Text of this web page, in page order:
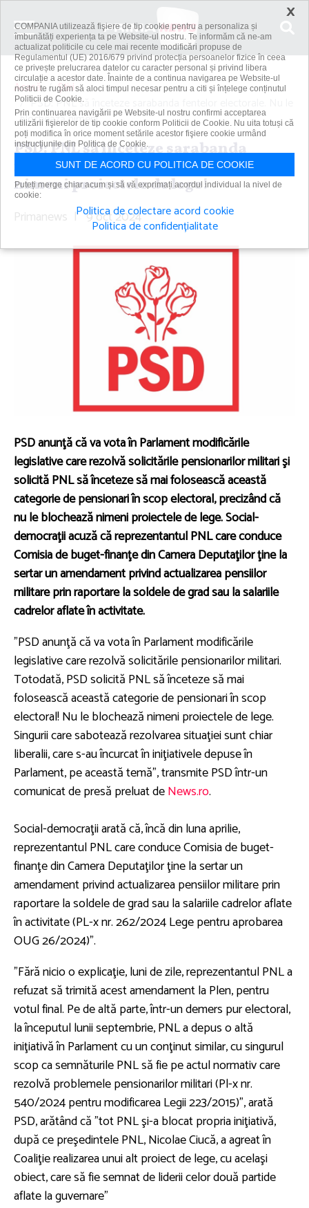
Acasă
Știri
PSD: PNL să înceteze sarabanda fentelor electorale. Nu le
blochează nimeni...
PSD: PNL să înceteze sarabanda
fentelor electorale. Nu le blochează
nimeni proiectele de lege!
Primanews | 9 oct 2024
PSD anunţă că va vota în Parlament modificările
legislative care rezolvă solicitările pensionarilor militari şi
solicită PNL să înceteze să mai folosească această
categorie de pensionari în scop electoral, precizând că
nu le blochează nimeni proiectele de lege. Social-
democraţii acuză că reprezentantul PNL care conduce
Comisia de buget-finanţe din Camera Deputaţilor ţine la
sertar un amendament privind actualizarea pensiilor
militare prin raportare la soldele de grad sau la salariile
cadrelor aflate în activitate.
”PSD anunţă că va vota în Parlament modificările
legislative care rezolvă solicitările pensionarilor militari.
Totodată, PSD solicită PNL să înceteze să mai
folosească această categorie de pensionari în scop
electoral! Nu le blochează nimeni proiectele de lege.
Singurii care sabotează rezolvarea situaţiei sunt chiar
liberalii, care s-au încurcat în iniţiativele depuse în
Parlament, pe această temă”, transmite PSD într-un
comunicat de presă preluat deNews.ro.
Social-democraţii arată că, încă din luna aprilie,
reprezentantul PNL care conduce Comisia de buget-
finanţe din Camera Deputaţilor ţine la sertar un
amendament privind actualizarea pensiilor militare prin
raportare la soldele de grad sau la salariile cadrelor aflate
în activitate (PL-x nr. 262/2024 Lege pentru aprobarea
OUG 26/2024)”.
”Fără nicio o explicaţie, luni de zile, reprezentantul PNL a
refuzat să trimită acest amendament la Plen, pentru
votul final. Pe de altă parte, într-un demers pur electoral,
la începutul lunii septembrie, PNL a depus o altă
iniţiativă în Parlament cu un conţinut similar, cu singurul
scop ca semnăturile PNL să fie pe actul normativ care
rezolvă problemele pensionarilor militari (Pl-x nr.
540/2024 pentru modificarea Legii 223/2015)”, arată
PSD, arătând că ”tot PNL şi-a blocat propria iniţiativă,
după ce preşedintele PNL, Nicolae Ciucă, a agreat în
Coaliţie realizarea unui alt proiect de lege, cu acelaşi
obiect, care să fie semnat de liderii celor două partide
aflate la guvernare”
×
COMPANIA utilizează fişiere de tip cookie pentru a personaliza și
îmbunătăți experiența ta pe Website-ul nostru. Te informăm că ne-am
actualizat politicile cu cele mai recente modificări propuse de
Regulamentul (UE) 2016/679 privind protecția persoanelor fizice în ceea
ce privește prelucrarea datelor cu caracter personal și privind libera
circulație a acestor date. Înainte de a continua navigarea pe Website-ul
nostru te rugăm să aloci timpul necesar pentru a citi și înțelege conținutul
Politicii de Cookie.
Prin continuarea navigării pe Website-ul nostru confirmi acceptarea
utilizării fişierelor de tip cookie conform Politicii de Cookie. Nu uita totuși că
poți modifica în orice moment setările acestor fişiere cookie urmând
instrucțiunile din Politica de Cookie.
SUNT DE ACORD CU POLITICA DE COOKIE
Puteți merge chiar acum și să vă exprimați acordul individual la nivel de
cookie:
Politica de colectare acord cookie
Politica de confidențialitate